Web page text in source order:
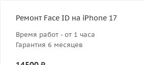
Ремонт Face ID на iPhone 17
Время работ - от 1 часа
Гарантия 6 месяцев